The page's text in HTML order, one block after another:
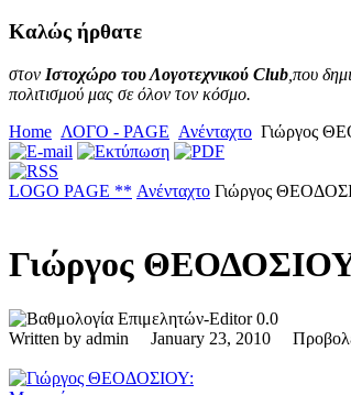
Καλώς ήρθατε
στον Ιστοχώρο του Λογοτεχνικού Club ,που
πολιτισμού μας σε όλον τον κόσμο.
Home ΛΟΓΟ - PAGE Ανένταχτο Γιώργος
LOGO PAGE ** Ανένταχτο Γιώργος
Γιώργος
0.0
Written by admin January 23, 2010